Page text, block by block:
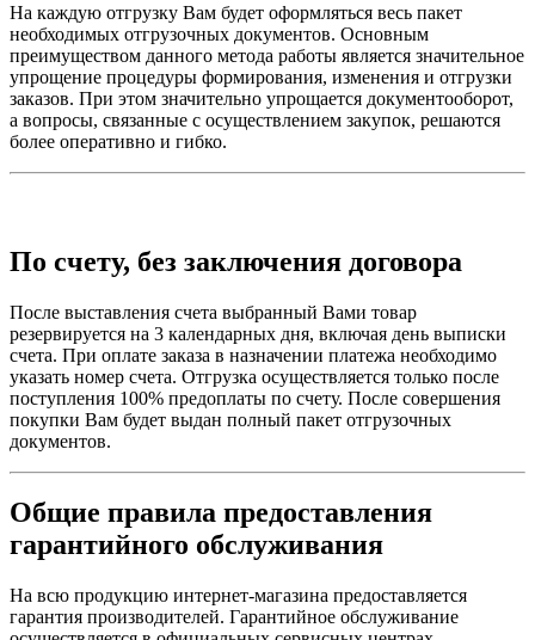
На каждую отгрузку Вам будет оформляться весь пакет
необходимых отгрузочных документов. Основным
преимуществом данного метода работы является значительное
упрощение процедуры формирования, изменения и отгрузки
заказов. При этом значительно упрощается документооборот,
а вопросы, связанные с осуществлением закупок, решаются
более оперативно и гибко.
По счету, без заключения договора
После выставления счета выбранный Вами товар
резервируется на 3 календарных дня, включая день выписки
счета. При оплате заказа в назначении платежа необходимо
указать номер счета. Отгрузка осуществляется только после
поступления 100% предоплаты по счету. После совершения
покупки Вам будет выдан полный пакет отгрузочных
документов.
Общие правила предоставления
гарантийного обслуживания
На всю продукцию интернет-магазина предоставляется
гарантия производителей. Гарантийное обслуживание